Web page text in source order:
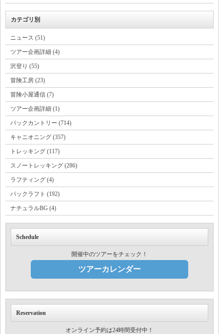
カテゴリ別
ニュース (51)
ツアー企画詳細 (4)
沢登り (55)
冒険工房 (23)
冒険小屋通信 (7)
ツアー企画詳細 (1)
バックカントリー (714)
キャニオニング (357)
トレッキング (117)
スノートレッキング (286)
ラフティング (4)
パックラフト (192)
ナチュラルBG (4)
Schedule
開催中のツアーをチェック！
ツアーカレンダー
Reservation
オンライン予約は24時間受付中！